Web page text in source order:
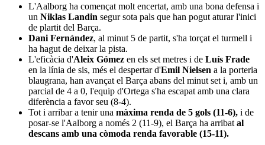
L'Aalborg ha començat molt encertat, amb una bona defensa i
un Niklas Landin segur sota pals que han pogut aturar l'inici
de plartit del Barça.
Dani Fernández, al minut 5 de partit, s'ha torçat el turmell i
ha hagut de deixar la pista.
L'eficàcia d'Aleix Gómez en els set metres i de Luís Frade
en la línia de sis, més el despertar d'Emil Nielsen a la porteria
blaugrana, han avançat el Barça abans del minut set i, amb un
parcial de 4 a 0, l'equip d'Ortega s'ha escapat amb una clara
diferència a favor seu (8-4).
Tot i arribar a tenir una màxima renda de 5 gols (11-6), i de
posar-se l'Aalborg a només 2 (11-9), el Barça ha arribat al
descans amb una còmoda renda favorable (15-11).